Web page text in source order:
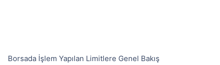
Borsada İşlem Yapılan Limitlere Genel Bakış